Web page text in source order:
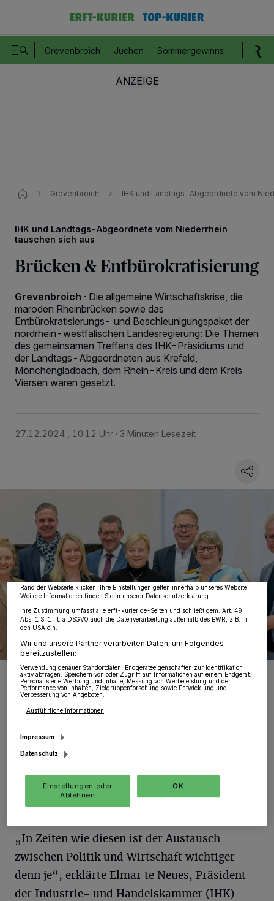
Grevenbroich Jüchen Sommergewinnspiel
Grevenbroich IHK und Landtags-Abgeordnete vom
IHK und Landtags-Abgeordnete vom Niederrhein
tauschen sich aus
Brücken & Entbürokratisierung
Grevenbroich · Die allgemeine Wirtschaftskrise, die
maroden Rheinbrücken sowie das
Entbürokratisierungs- und Beschleunigungspaket der
nordrhein-westfälischen Landesregierung: Die Themen
des gemeinsamen Treffens des IHK-Präsidiums und
der Landtags-Abgeordneten aus Krefeld,
Mönchengladbach, dem Rhein-Kreis und dem Kreis
Viersen waren gesetzt.
27.12.2024 , 10:12 Uhr 3 Minuten Lesezeit
Sie trafen sich zum Austausch (von links): Dr. Claus Schwenzer
(IHK-Vizepräsident), Hartmut Wnuck (IHK-Vizepräsident), Susanne
Thywissen (IHK-Vizepräsidentin), Jochen Klenner (Mitglied des
Landtags), Lena Zingsheim-Zobel (Mitglied des Landtags), Elmar te
Neues (IHK-Präsident), Vanessa Odermatt (Mitglied des Landtags),
Dietmar Brockes (Mitglied des Landtags), Heike Troles (Mitglied
(Mitglied des Landtags) und Jürgen Steinmetz (IHK-
„In Zeiten wie diesen ist der Austausch
zwischen Politik und Wirtschaft wichtiger
denn je“, erklärte Elmar te Neues, Präsident
der Industrie- und Handelskammer (IHK)
Wir und unsere
-Partner speichern und greifen auf personenbezogene Daten
wie Browserdaten oder eindeutige Kennungen auf Ihrem Gerät zu. Durch Auswahl
von OK aktivieren Sie Tracking-Technologien für die unter „Wir und unsere
Partner verarbeiten Daten, um Ihnen Dienste bereitzustellen“ aufgeführten
Zwecke. Wenn Tracker deaktiviert sind, sind manche Inhalte und Anzeigen
möglicherweise nicht mehr so relevant für Sie. Sie können dieses Menü jederzeit
wieder aufrufen, um Ihre Einstellungen zu ändern oder Ihre Einwilligung zu
widerrufen, indem Sie auf den Link Einstellungen oder Ablehnen am unteren
Rand der Webseite klicken. Ihre Einstellungen gelten innerhalb unseres Website.
Weitere Informationen finden Sie in unserer Datenschutzerklärung.
Ihre Zustimmung umfasst alle erft-kurier.de-Seiten und schließt gem. Art. 49
Abs. 1 S. 1 lit. a DSGVO auch die Datenverarbeitung außerhalb des EWR, z.B. in
den USA ein.
Wir und unsere Partner verarbeiten Daten, um Folgendes
bereitzustellen:
Verwendung genauer Standortdaten. Endgeräteeigenschaften zur Identifikation
aktiv abfragen. Speichern von oder Zugriff auf Informationen auf einem Endgerät.
Personalisierte Werbung und Inhalte, Messung von Werbeleistung und der
Performance von Inhalten, Zielgruppenforschung sowie Entwicklung und
Verbesserung von Angeboten.
Ausführliche Informationen
Impressum
Datenschutz
Einstellungen oder
Ablehnen
OK